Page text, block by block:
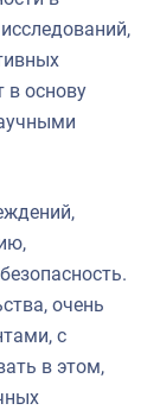
в основу
очень
с
в этом,